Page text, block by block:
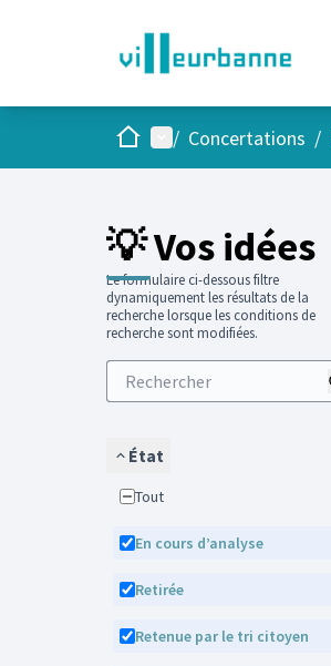
AccueilMenu principal
/ Concertations /
💡 Vos idées
Le formulaire ci-dessous filtre
dynamiquement les résultats de la
recherche lorsque les conditions de
recherche sont modifiées.
État
Tout
En cours d’analyse
Retirée
Retenue par le tri citoyen